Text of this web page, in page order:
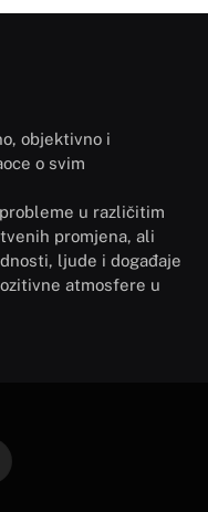
objektivno i
o svim
u različitim
promjena, ali
ljude i događaje
atmosfere u